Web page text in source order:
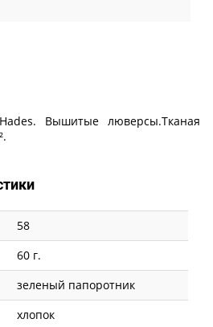
Вышитые люверсы.Тканая
58
60 г.
зеленый папоротник
хлопок